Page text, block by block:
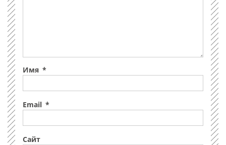
Имя *
Email *
Сайт